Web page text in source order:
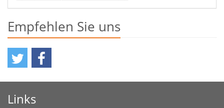
Empfehlen Sie uns
Links